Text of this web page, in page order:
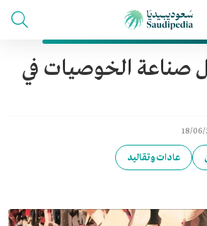
صناعة الخوصيات في
18/06/
عادات وتقاليد